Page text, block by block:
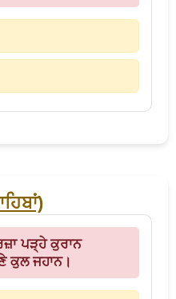
ਪੜ੍ਹੇ ਕੁਰਾਨ
ਕੁਲ ਜਹਾਨ।